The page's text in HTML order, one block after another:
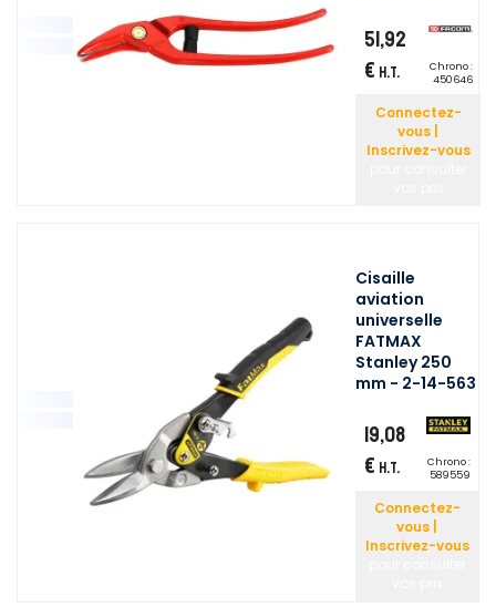
51,92
€ H.T.
Chrono :
450646
Connectez-
vous |
Inscrivez-vous
Cisaille
aviation
universelle
FATMAX
Stanley 250
mm - 2-14-563
19,08
€ H.T.
Chrono :
589559
Connectez-
vous |
Inscrivez-vous